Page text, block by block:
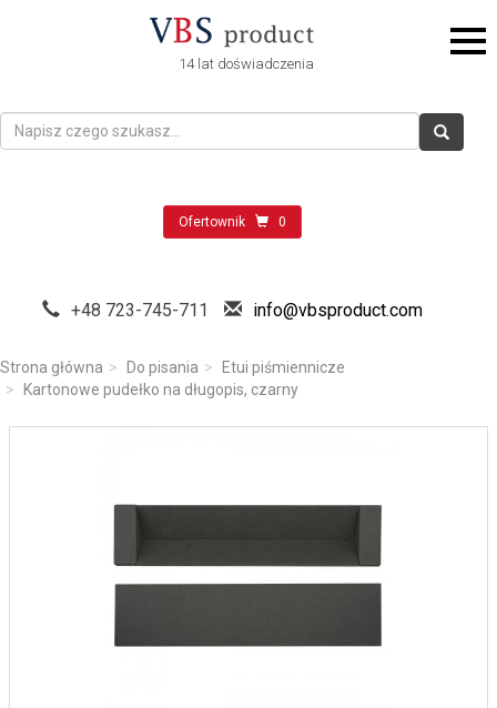
14 lat doświadczenia
Ofertownik 0
+48 723-745-711 info@vbsproduct.com
Strona główna Do pisania
Etui piśmiennicze
Kartonowe pudełko na długopis, czarny